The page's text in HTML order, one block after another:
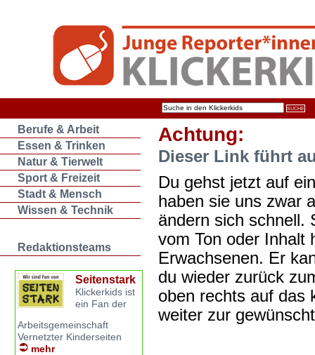
Berufe & Arbeit
Essen & Trinken
Natur & Tierwelt
Sport & Freizeit
Stadt & Mensch
Wissen & Technik
Redaktionsteams
Seitenstark
Klickerkids ist
ein Fan der
Arbeitsgemeinschaft
Vernetzter Kinderseiten
mehr
Achtung:
Dieser Link führt
Du gehst jetzt auf
haben sie uns zwar
ändern sich schnell.
vom Ton oder Inhalt
Erwachsenen. Er
du wieder zurück
oben rechts auf das
weiter zur